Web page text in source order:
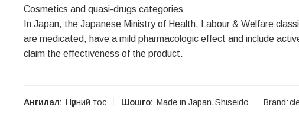
Cosmetics and quasi-drugs categories
In Japan, the Japanese Ministry of Health, Labour & Welfare
are medicated, have a mild pharmacologic effect and include
claim the effectiveness of the product.
Ангилал: Нүүрний тос Шошго: Made in Japan,Shiseido Brand: